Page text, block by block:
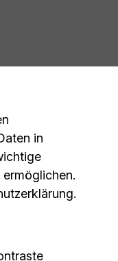
und
in